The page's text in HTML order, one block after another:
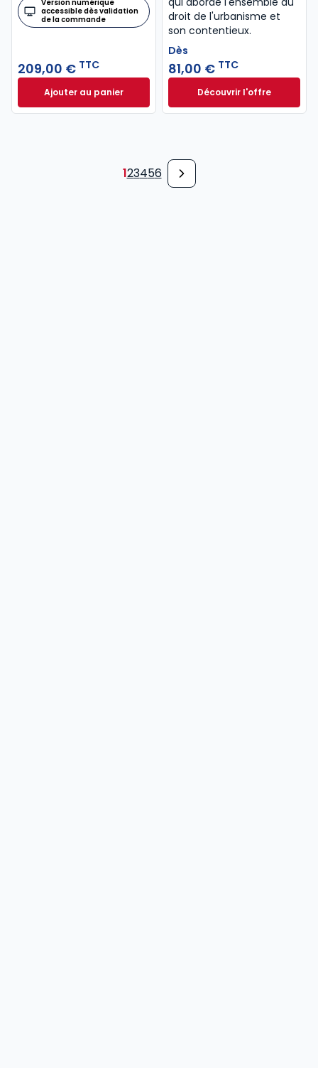
Version numérique
accessible dès validation
de la commande
209,00 € TTC
Ajouter au panierMémento Baux commerciaux 2025-2026 à 209,00 €
droit de l'urbanisme et
son contentieux.
Dès
81,00 € TTC
Découvrir l'offre
Droit de
Dès
123456